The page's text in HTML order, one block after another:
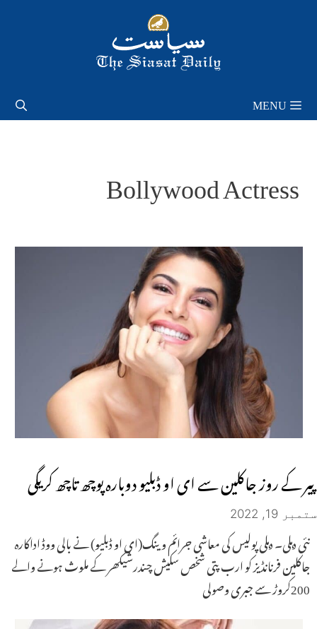
MENU
Bollywood Actress
پیر کے روز جاکلین سے ای او ڈبلیو دوبارہ پوچھ تاچھ کریگی
ستمبر 19, 2022
نئی دہلی۔ دہلی پولیس کی معاشی جرائم وینگ(ای او ڈبلیو) نے بالی ووڈ اداکارہ
جاکلین فرنانڈیز کو ارب پتی شخص سکیش چندرشیکھر کے ملوث ہونے والے
200کروڑ سے جبری وصولی